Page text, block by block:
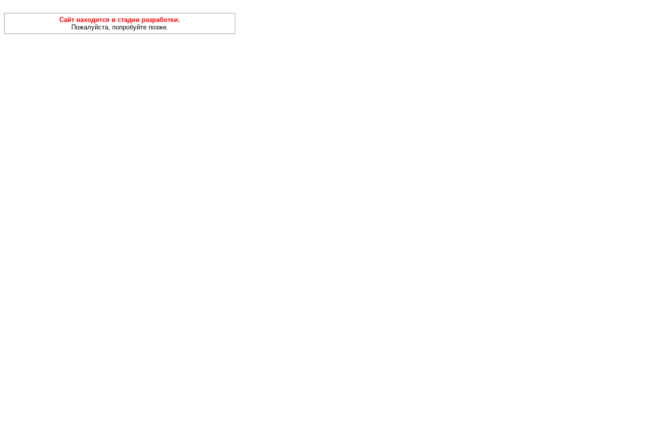
Сайт находится в стадии разработки.
Пожалуйста, попробуйте позже.